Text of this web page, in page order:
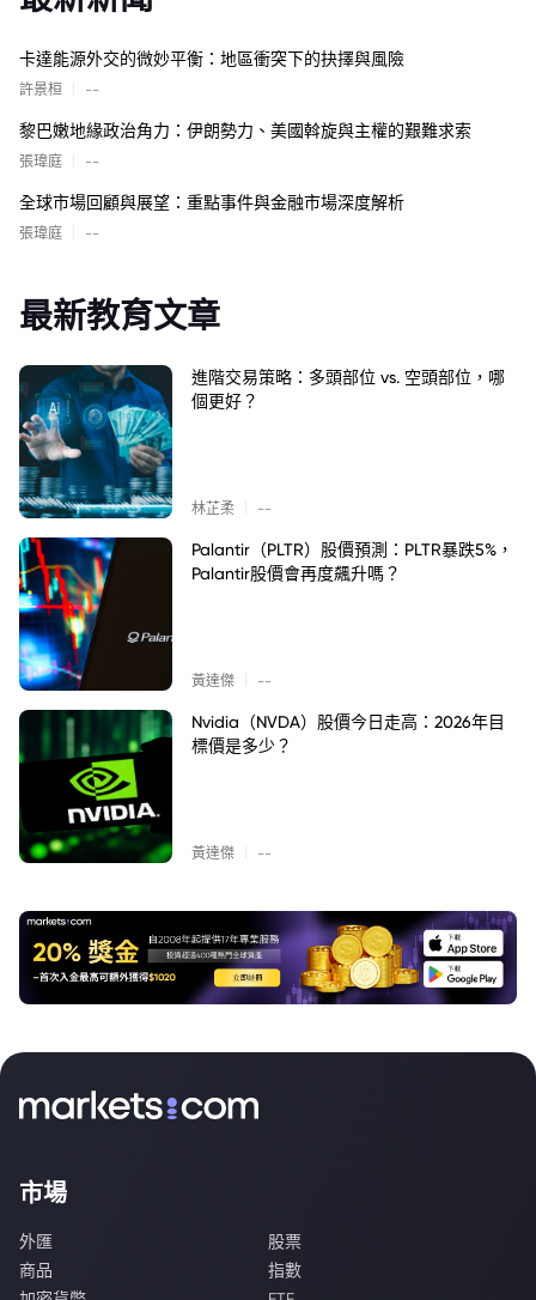
卡達能源外交的微妙平衡：地區衝突下的抉擇與風險
許景桓 --
黎巴嫩地緣政治角力：伊朗勢力、美國斡旋與主權的艱難求索
張瑋庭 --
全球市場回顧與展望：重點事件與金融市場深度解析
張瑋庭 --
最新教育文章
進階交易策略：多頭部位 vs. 空頭部位，哪
個更好？
林芷柔 --
Palantir（PLTR）股價預測：PLTR暴跌5%，
Palantir股價會再度飆升嗎？
黃達傑 --
Nvidia（NVDA）股價今日走高：2026年目
標價是多少？
黃達傑 --
市場
外匯
股票
商品
指數